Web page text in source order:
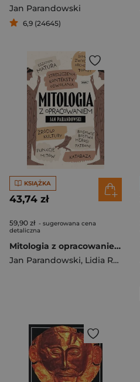
Jan Parandowski
6,9 (24645)
KSIĄŻKA
43,74 zł
59,90 zł - sugerowana cena
detaliczna
Mitologia z opracowaniem
Jan Parandowski, Lidia Rupik